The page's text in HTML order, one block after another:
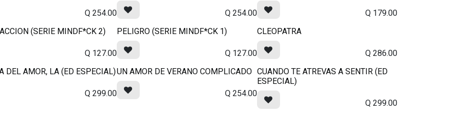
Q254.00
Q254.00
Q 179.00
(SERIE MINDF*CK 2)
Q 127.00
PELIGRO (SERIE MINDF*CK 1)
Q 127.00
CLEOPATRA
Q286.00
DEL AMOR, LA (ED ESPECIAL)
Q299.00
UN AMOR DE VERANO COMPLICADO
Q254.00
CUANDO TE ATREVAS A SENTIR (ED
ESPECIAL)
Q299.00